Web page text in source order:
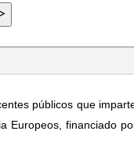
públicos que
financiado